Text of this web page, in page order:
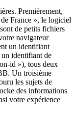
Premièrement,
France », le logiciel
de petits fichiers
navigateur
un identifiant
un identifiant de
id »), tous deux
Un troisième
les sujets de
des informations
votre expérience